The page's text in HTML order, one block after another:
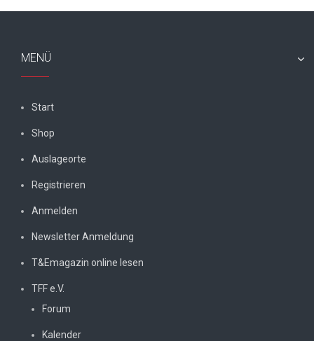
MENÜ
Start
Shop
Auslageorte
Registrieren
Anmelden
Newsletter Anmeldung
T&Emagazin online lesen
TFF e.V.
Forum
Kalender